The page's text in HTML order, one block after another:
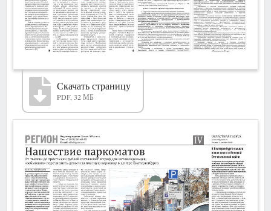
Скачать страницу
PDF, 32 МБ